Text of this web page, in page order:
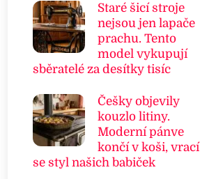
Staré šicí stroje
nejsou jen lapače
prachu. Tento
model vykupují
sběratelé za desítky tisíc
Češky objevily
kouzlo litiny.
Moderní pánve
končí v koši, vrací
se styl našich babiček